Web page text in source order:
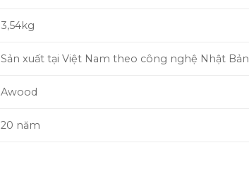
3,54kg
Sản xuất tại Việt Nam theo công nghệ Nhật Bản
Awood
20 năm